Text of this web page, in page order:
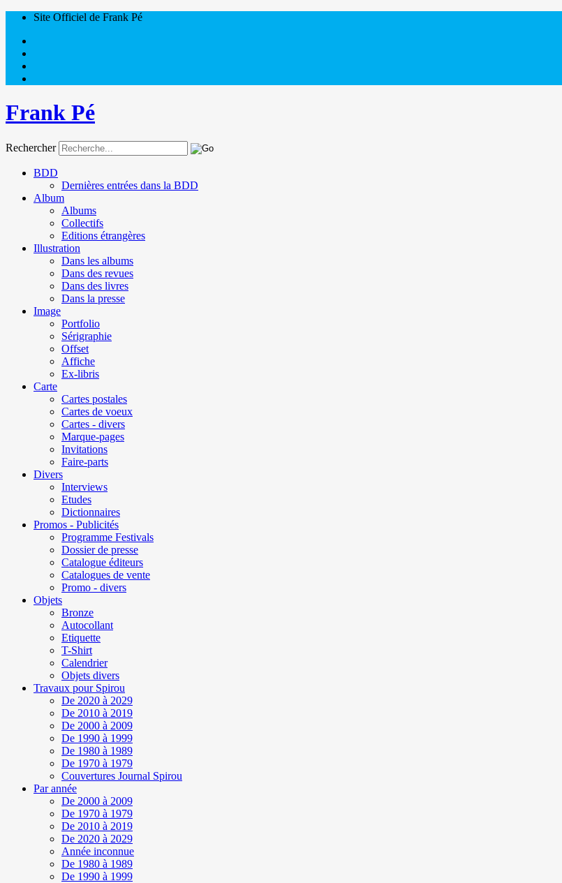
Site Officiel de Frank Pé
Frank Pé
Rechercher
BDD
Dernières entrées dans la BDD
Album
Albums
Collectifs
Editions étrangères
Illustration
Dans les albums
Dans des revues
Dans des livres
Dans la presse
Image
Portfolio
Sérigraphie
Offset
Affiche
Ex-libris
Carte
Cartes postales
Cartes de voeux
Cartes - divers
Marque-pages
Invitations
Faire-parts
Divers
Interviews
Etudes
Dictionnaires
Promos - Publicités
Programme Festivals
Dossier de presse
Catalogue éditeurs
Catalogues de vente
Promo - divers
Objets
Bronze
Autocollant
Etiquette
T-Shirt
Calendrier
Objets divers
Travaux pour Spirou
De 2020 à 2029
De 2010 à 2019
De 2000 à 2009
De 1990 à 1999
De 1980 à 1989
De 1970 à 1979
Couvertures Journal Spirou
Par année
De 2000 à 2009
De 1970 à 1979
De 2010 à 2019
De 2020 à 2029
Année inconnue
De 1980 à 1989
De 1990 à 1999